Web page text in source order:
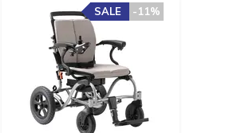
-11%
SALE